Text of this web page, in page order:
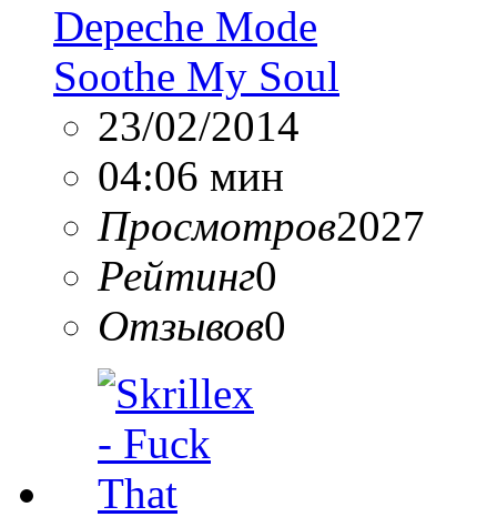
Depeche Mode
Soothe My Soul
23/02/2014
04:06 мин
Просмотров2027
Рейтинг0
Отзывов0